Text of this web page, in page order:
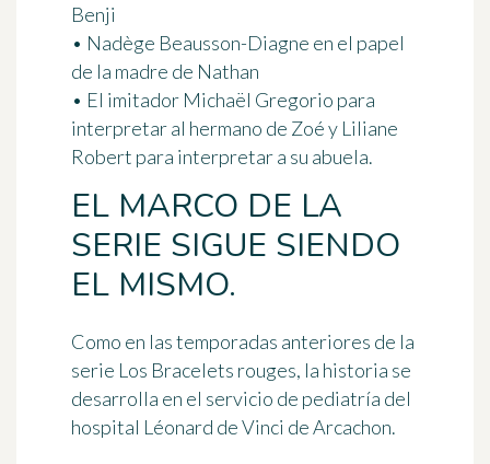
Benji
• Nadège Beausson-Diagne en el papel
de la madre de Nathan
• El imitador Michaël Gregorio para
interpretar al hermano de Zoé y Liliane
Robert para interpretar a su abuela.
EL MARCO DE LA
SERIE SIGUE SIENDO
EL MISMO.
Como en las temporadas anteriores de la
serie Los Bracelets rouges, la historia se
desarrolla en el servicio de pediatría del
hospital Léonard de Vinci de Arcachon.